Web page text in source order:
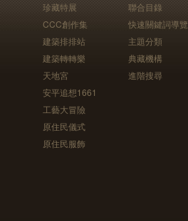
珍藏特展
CCC創作集
建築排排站
建築轉轉樂
天地宮
安平追想1661
工藝大冒險
原住民儀式
原住民服飾
聯合目錄
快速關鍵詞導覽
主題分類
典藏機構
進階搜尋